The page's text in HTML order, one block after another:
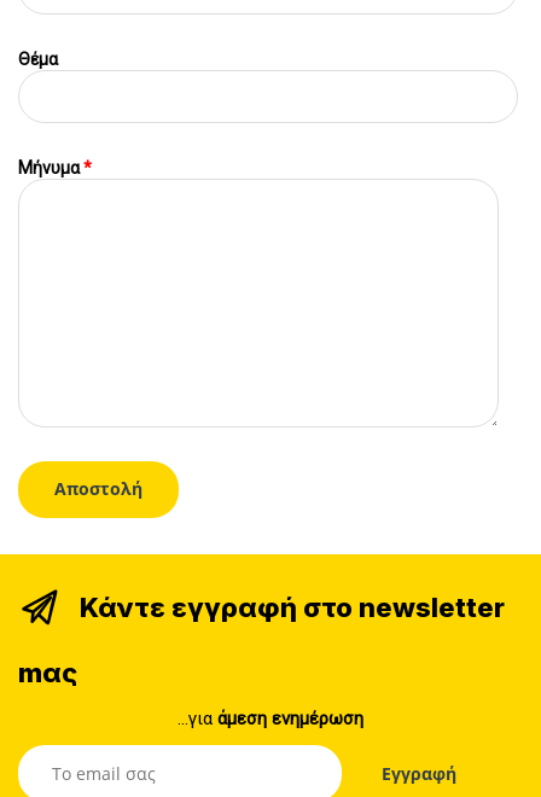
Θέμα
Μήνυμα*
Κάντε εγγραφή στο newsletter
mας
...για άμεση ενημέρωση